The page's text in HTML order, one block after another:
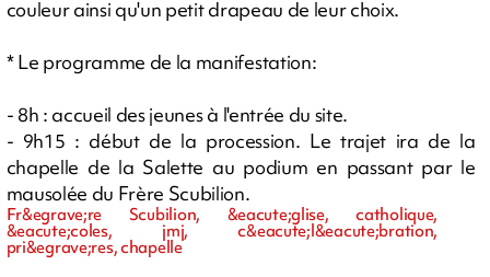
couleur ainsi qu'un petit drapeau de leur choix.
* Le programme de la manifestation:
- 8h : accueil des jeunes à l'entrée du site.
- 9h15 : début de la procession. Le trajet ira de la
chapelle de la Salette au podium en passant par le
mausolée du Frère Scubilion.
Fr&egrave;re Scubilion, &eacute;glise, catholique,
&eacute;coles, jmj, c&eacute;l&eacute;bration,
pri&egrave;res, chapelle